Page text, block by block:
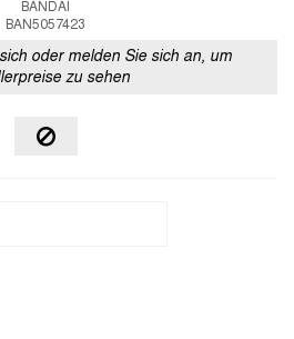
BANDAI
BAN5057423
oder melden Sie sich an, um
zu sehen